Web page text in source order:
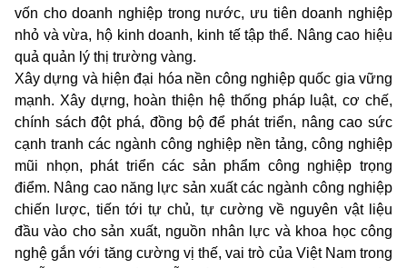
vốn cho doanh nghiệp trong nước, ưu tiên doanh nghiệp
nhỏ và vừa, hộ kinh doanh, kinh tế tập thể. Nâng cao hiệu
quả quản lý thị trường vàng.
Xây dựng và hiện đại hóa nền công nghiệp quốc gia vững
mạnh. Xây dựng, hoàn thiện hệ thống pháp luật, cơ chế,
chính sách đột phá, đồng bộ để phát triển, nâng cao sức
cạnh tranh các ngành công nghiệp nền tảng, công nghiệp
mũi nhọn, phát triển các sản phẩm công nghiệp trọng
điểm. Nâng cao năng lực sản xuất các ngành công nghiệp
chiến lược, tiến tới tự chủ, tự cường về nguyên vật liệu
đầu vào cho sản xuất, nguồn nhân lực và khoa học công
nghệ gắn với tăng cường vị thế, vai trò của Việt Nam trong